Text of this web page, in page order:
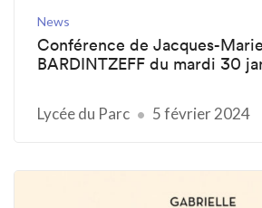
News
Conférence de Jacques-Marie
BARDINTZEFF du mardi 30
Lycée du Parc 5 février 2024